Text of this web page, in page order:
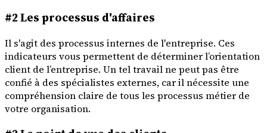
#2 Les processus d'affaires
Il s'agit des processus internes de l'entreprise. Ces
indicateurs vous permettent de déterminer l’orientation
client de l’entreprise. Un tel travail ne peut pas être
confié à des spécialistes externes, car il nécessite une
compréhension claire de tous les processus métier de
votre organisation.